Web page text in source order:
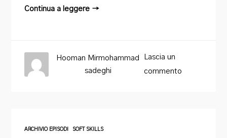
Continua a leggere →
Lascia un
commento
Hooman Mirmohammad
sadeghi
ARCHIVIO EPISODI SOFT SKILLS